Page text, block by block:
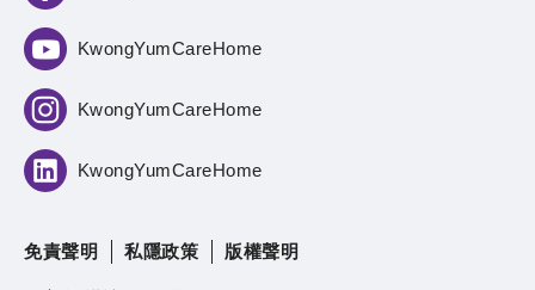
KwongYumCareHome
KwongYumCareHome
KwongYumCareHome
免責聲明 私隱政策 版權聲明